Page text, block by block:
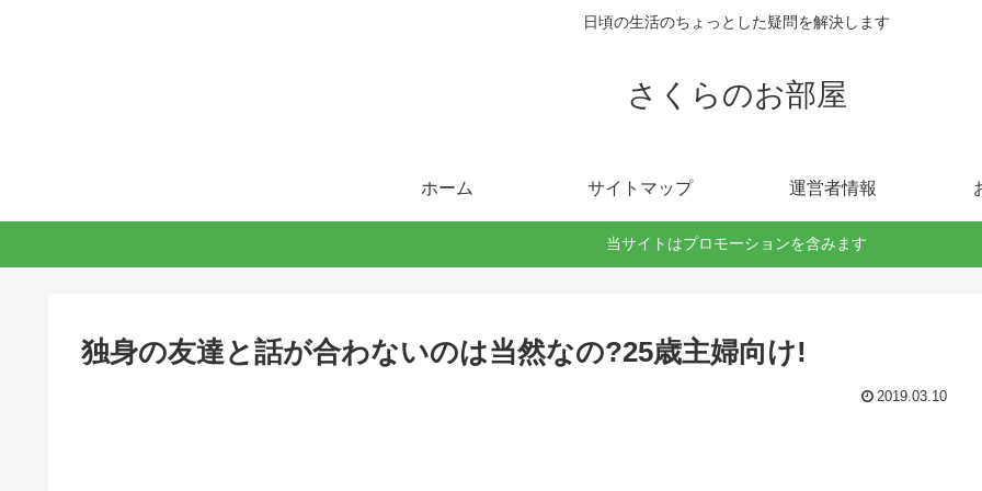
日頃の生活のちょっとした疑問を解決します
さくらのお部屋
ホーム サイトマップ 運営者情報
当サイトはプロモーションを含みます
独身の友達と話が合わないのは当然なの?25歳主婦向け!
2019.03.10